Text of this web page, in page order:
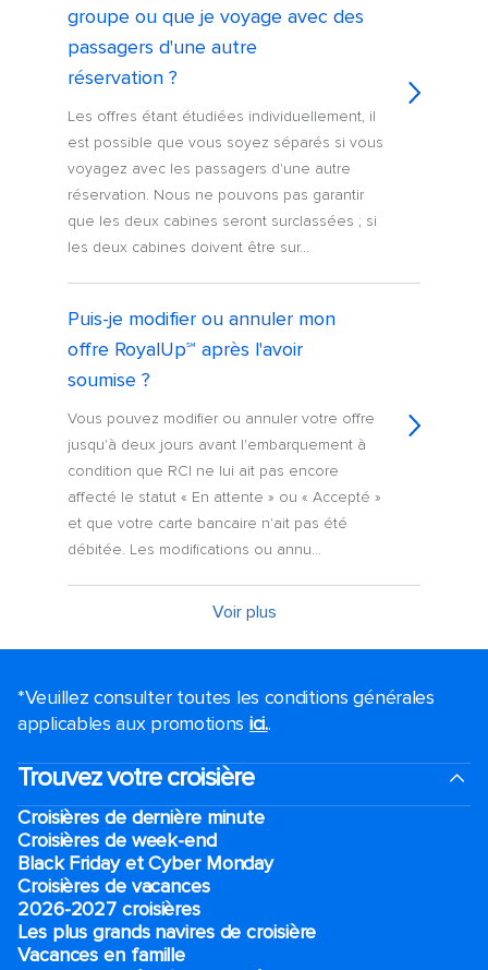
groupe ou que je voyage avec des
passagers d'une autre
réservation ?
Les offres étant étudiées individuellement, il
est possible que vous soyez séparés si vous
voyagez avec les passagers d'une autre
réservation. Nous ne pouvons pas garantir
que les deux cabines seront surclassées ; si
les deux cabines doivent être sur...
Puis-je modifier ou annuler mon
offre RoyalUp℠ après l'avoir
soumise ?
Vous pouvez modifier ou annuler votre offre
jusqu'à deux jours avant l'embarquement à
condition que RCI ne lui ait pas encore
affecté le statut « En attente » ou « Accepté »
et que votre carte bancaire n'ait pas été
débitée. Les modifications ou annu...
Voir plus
*Veuillez consulter toutes les conditions générales
applicables aux promotions ici..
Trouvez votre croisière
Croisières de dernière minute
Croisières de week-end
Black Friday et Cyber Monday
Croisières de vacances
2026-2027 croisières
Les plus grands navires de croisière
Vacances en famille